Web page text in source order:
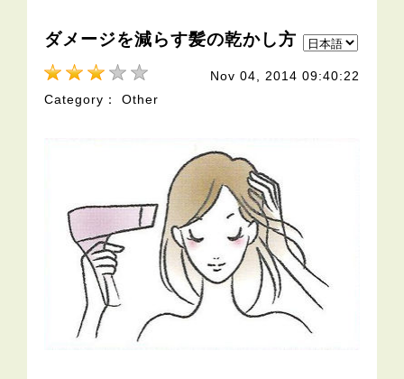
ダメージを減らす髪の乾かし方
Nov 04, 2014 09:40:22
Category： Other